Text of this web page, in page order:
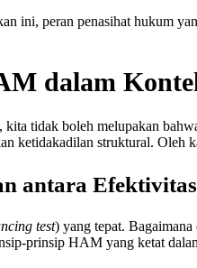
ini, peran penasihat hukum
dalam
, kita tidak boleh melupakan
ketidakadilan struktural.
antara
test) yang tepat. Bagaimana
prinsip HAM yang ketat